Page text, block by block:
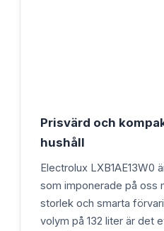
Prisvärd och
hushåll
Electrolux LXB1AE13W0
som imponerade på oss
storlek och smarta
volym på 132 liter är det